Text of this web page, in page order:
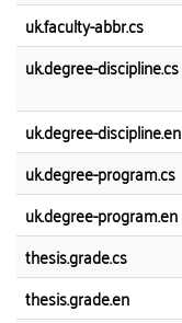
uk.faculty-abbr.cs
uk.degree-discipline.cs
uk.degree-discipline.en
uk.degree-program.cs
uk.degree-program.en
thesis.grade.cs
thesis.grade.en